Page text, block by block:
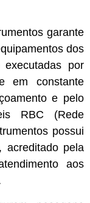
garante
dos
por
em constante
e pelo
RBC (Rede
possui
acreditado pela
aos